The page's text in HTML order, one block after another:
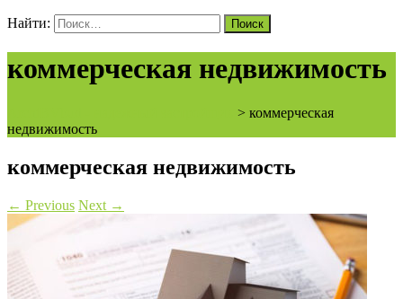
Найти:
коммерческая недвижимость
> коммерческая
недвижимость
коммерческая недвижимость
← Previous Next →